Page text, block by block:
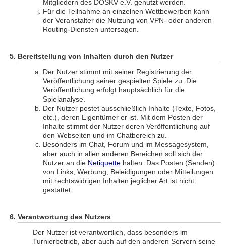
Mitgliedern des DOSKV e.V. genutzt werden.
Für die Teilnahme an einzelnen Wettbewerben kann
der Veranstalter die Nutzung von VPN- oder anderen
Routing-Diensten untersagen.
Bereitstellung von Inhalten durch den Nutzer
Der Nutzer stimmt mit seiner Registrierung der
Veröffentlichung seiner gespielten Spiele zu. Die
Veröffentlichung erfolgt hauptsächlich für die
Spielanalyse.
Der Nutzer postet ausschließlich Inhalte (Texte, Fotos,
etc.), deren Eigentümer er ist. Mit dem Posten der
Inhalte stimmt der Nutzer deren Veröffentlichung auf
den Webseiten und im Chatbereich zu.
Besonders im Chat, Forum und im Messagesystem,
aber auch in allen anderen Bereichen soll sich der
Nutzer an die Netiquette halten. Das Posten (Senden)
von Links, Werbung, Beleidigungen oder Mitteilungen
mit rechtswidrigen Inhalten jeglicher Art ist nicht
gestattet.
Verantwortung des Nutzers
Der Nutzer ist verantwortlich, dass besonders im
Turnierbetrieb, aber auch auf den anderen Servern seine